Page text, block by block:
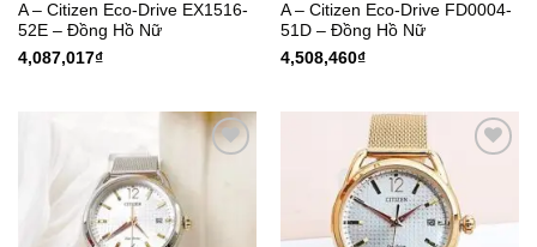
A – Citizen Eco-Drive EX1516-
52E – Đồng Hồ Nữ
4,087,017₫
A – Citizen Eco-Drive FD0004-
51D – Đồng Hồ Nữ
4,508,460₫